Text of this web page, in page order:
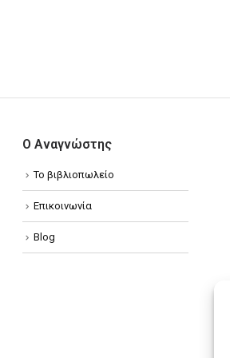
Ο Αναγνώστης
Το βιβλιοπωλείο
Επικοινωνία
Blog